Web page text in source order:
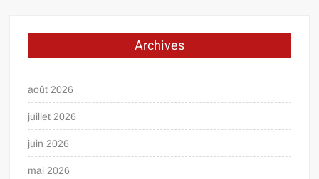
Archives
août 2026
juillet 2026
juin 2026
mai 2026